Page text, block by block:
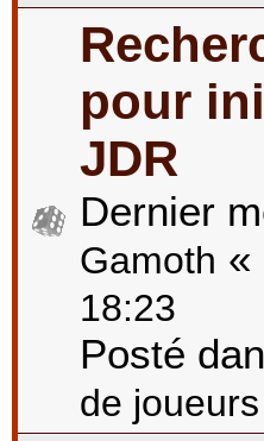
pour
JDR
Dernier
Gamoth «
18:23
Posté
de joueurs